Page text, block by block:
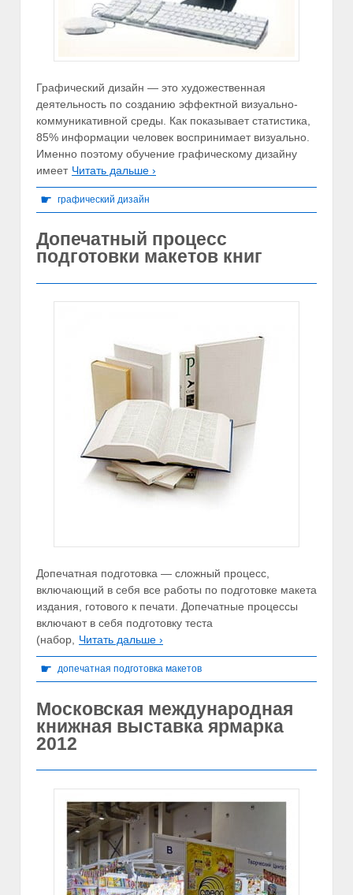
Графический дизайн — это художественная
деятельность по созданию эффектной визуально-
коммуникативной среды. Как показывает статистика,
85% информации человек воспринимает визуально.
Именно поэтому обучение графическому дизайну
имеет Читать дальше ›
☛ графический дизайн
Допечатный процесс
подготовки макетов книг
Допечатная подготовка — сложный процесс,
включающий в себя все работы по подготовке макета
издания, готового к печати. Допечатные процессы
включают в себя подготовку теста
(набор,
Читать дальше ›
☛ допечатная подготовка макетов
Московская международная
книжная выставка ярмарка
2012